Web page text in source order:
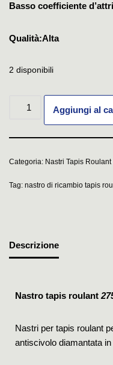
Basso coefficiente
Qualità:Alta
2 disponibili
Aggiungi al
Categoria: Nastri Tapis
Tag: nastro di ricambio tapis
Descrizione
Nastro tapis roulant
Nastri per tapis roulant
antiscivolo diamantata